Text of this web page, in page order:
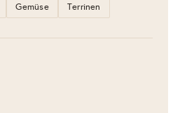
Gemüse Terrinen